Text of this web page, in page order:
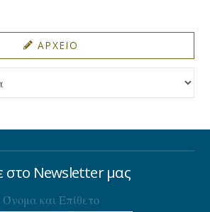
ΑΡΧΕΙΟ
στο Newsletter μας
Όνομα και Επίθετο